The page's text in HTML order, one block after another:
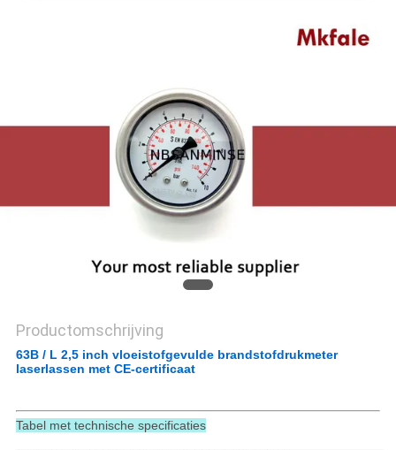
Productomschrijving
63B / L 2,5 inch vloeistofgevulde brandstofdrukmeter
laserlassen met CE-certificaat
Tabel met technische specificaties